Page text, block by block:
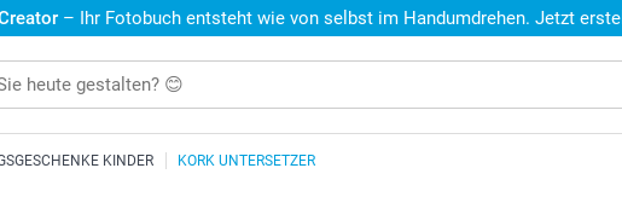
– Ihr Fotobuch entsteht wie von selbst im Handumdrehen. Jetzt
KINDER KORK UNTERSETZER